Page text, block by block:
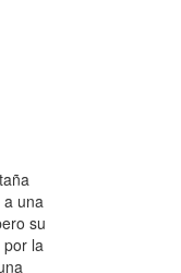
una
su
la